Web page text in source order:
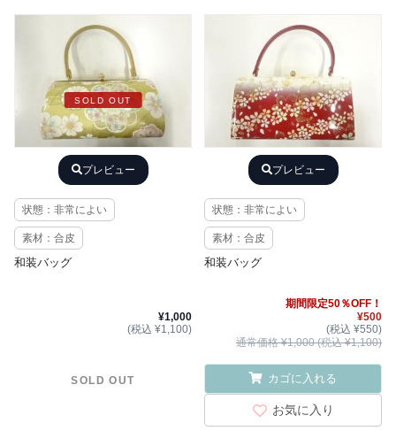
SOLD OUT
プレビュー
状態：非常によい
素材：合皮
和装バッグ
¥1,000
(税込 ¥1,100)
SOLD OUT
プレビュー
状態：非常によい
素材：合皮
和装バッグ
期間限定50％OFF！
¥500
(税込 ¥550)
通常価格 ¥1,000 (税込 ¥1,100)
カゴに入れる
お気に入り